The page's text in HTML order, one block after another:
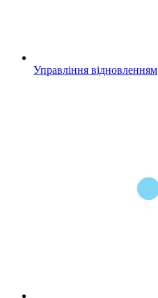
Управління відновленням